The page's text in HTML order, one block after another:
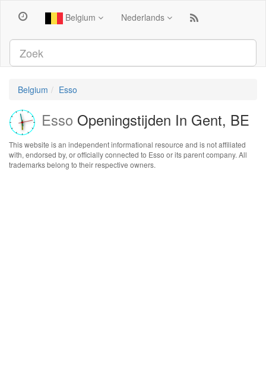
Belgium Nederlands
Belgium Esso
Esso Openingstijden In Gent, BE
This website is an independent informational resource and is not affiliated
with, endorsed by, or officially connected to Esso or its parent company. All
trademarks belong to their respective owners.